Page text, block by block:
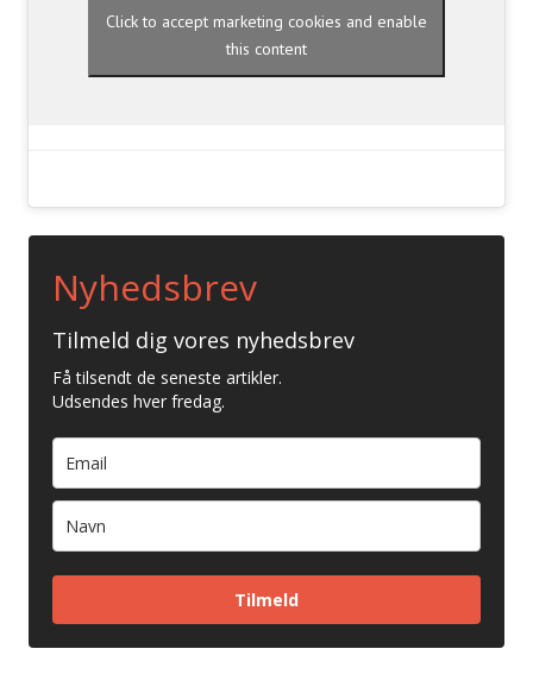
Click to accept marketing cookies and enable
this content
Nyhedsbrev
Tilmeld dig vores nyhedsbrev
Få tilsendt de seneste artikler.
Udsendes hver fredag.
Tilmeld